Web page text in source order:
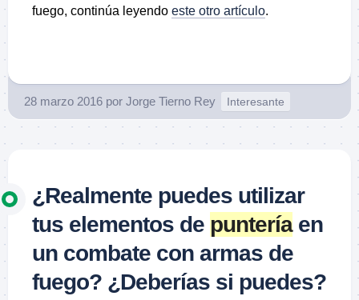
fuego, continúa leyendo este otro artículo.
28 marzo 2016 por Jorge Tierno Rey Interesante
¿Realmente puedes utilizar
tus elementos de punteríaen
un combate con armas de
fuego? ¿Deberías si puedes?